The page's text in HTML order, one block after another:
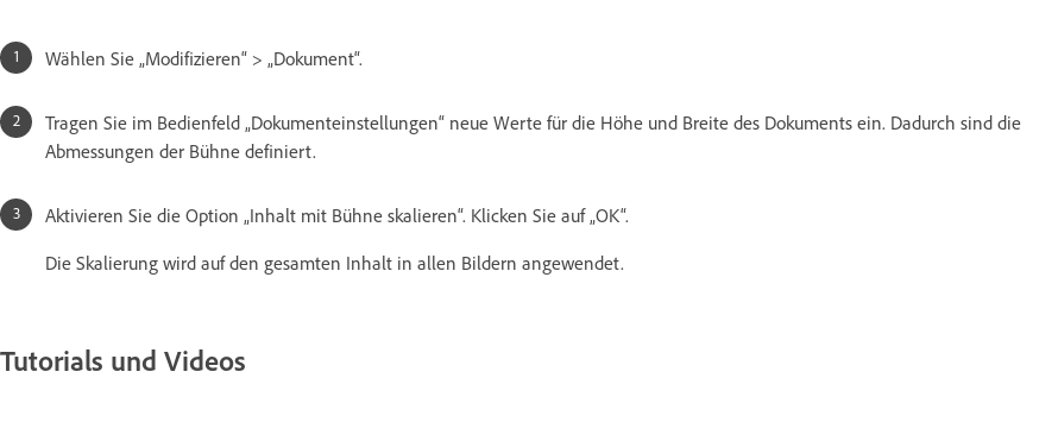
Wählen Sie „Modifizieren“ > „Dokument“.
Tragen Sie im Bedienfeld „Dokumenteinstellungen“ neue Werte für die Höhe und Breite des Dokuments ein. Dadurch sind die
Abmessungen der Bühne definiert.
Aktivieren Sie die Option „Inhalt mit Bühne skalieren“. Klicken Sie auf „OK“.
Die Skalierung wird auf den gesamten Inhalt in allen Bildern angewendet.
Tutorials und Videos